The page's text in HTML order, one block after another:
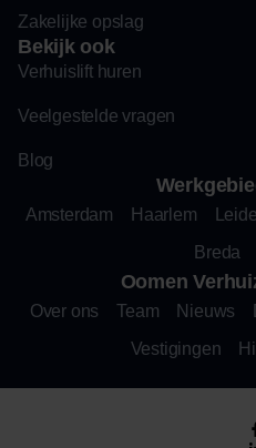
Zakelijke opslag
Bekijk ook
Verhuislift huren
Veelgestelde vragen
Blog
Amsterdam Haarlem
Breda
Oomen
Over ons Team Nieuws
Vestigingen